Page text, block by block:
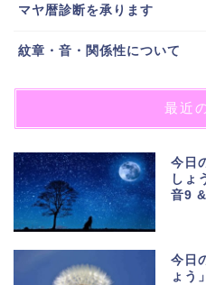
マヤ暦診断を承ります
紋章・音・関係性について
最近
今日
しょ
音9
今日
ょう